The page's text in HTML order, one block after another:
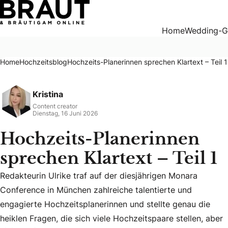
Hochzeits-Planerinnen sprechen Klartext – Teil 1
HomeWedding-
HomeHochzeitsblogHochzeits-Planerinnen sprechen Klartext – Teil 1
Kristina
Content creator
Dienstag, 16 Juni 2026
Hochzeits-Planerinnen
sprechen Klartext – Teil 1
Redakteurin Ulrike traf auf der diesjährigen Monara
Redakteurin Ulrike traf auf der diesjährigen Monara
Conference in München zahlreiche talentierte und
engagierte Hochzeitsplanerinnen und stellte genau die
heiklen Fragen, die sich viele Hochzeitspaare stellen, aber